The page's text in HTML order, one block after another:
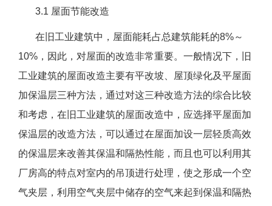
3.1 屋面节能改造
在旧工业建筑中，屋面能耗占总建筑能耗的8%～
10%，因此，对屋面的改造非常重要。一般情况下，旧
工业建筑的屋面改造主要有平改坡、屋顶绿化及平屋面
加保温层三种方法，通过对这三种改造方法的综合比较
和考虑，在旧工业建筑的屋面改造中，应选择平屋面加
保温层的改造方法，可以通过在屋面加设一层轻质高效
的保温层来改善其保温和隔热性能，而且也可以利用其
厂房高的特点对室内的吊顶进行处理，使之形成一个空
气夹层，利用空气夹层中储存的空气来起到保温和隔热